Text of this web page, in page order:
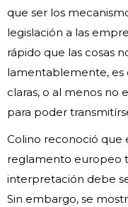
que ser los
legislación a las
rápido que las cosas
lamentablemente, es
claras, o al menos no
para poder
Colino reconoció que
reglamento europeo
interpretación debe
Sin embargo, se